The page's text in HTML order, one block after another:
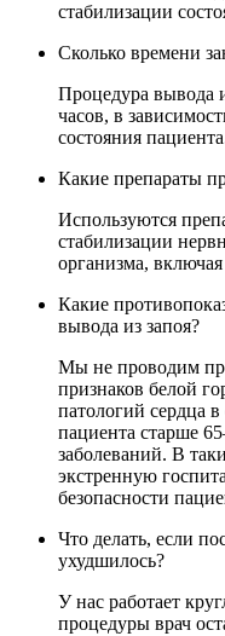
стабилизации
Сколько времени
Процедура вывода
часов, в
состояния
Какие препараты
Используются
стабилизации
организма,
Какие
вывода из запоя?
Мы не проводим
признаков белой
патологий сердца
пациента старше
заболеваний. В
экстренную
безопасности
Что делать, если
ухудшилось?
У нас работает
процедуры врач